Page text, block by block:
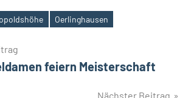
Oerlinghausen
feiern Meisterschaft
Nächster Beitrag